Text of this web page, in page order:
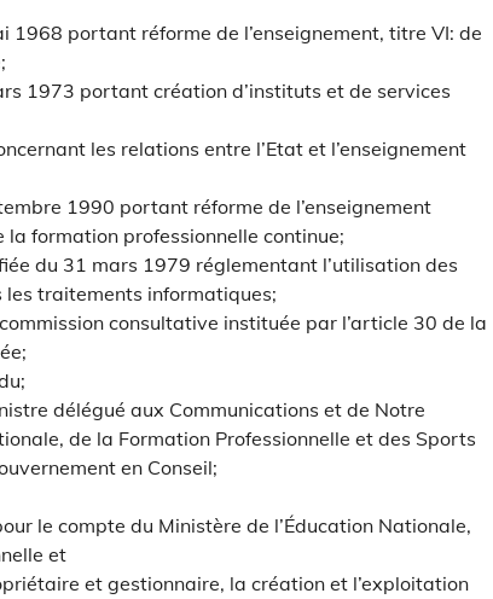
1968 portant réforme de l’enseignement, titre VI: de
1973 portant création d’instituts et de services
les relations entre l’Etat et l’enseignement
1990 portant réforme de l’enseignement
la formation professionnelle continue;
du 31 mars 1979 réglementant l’utilisation des
traitements informatiques;
consultative instituée par l’article 30 de la
délégué aux Communications et de Notre
de la Formation Professionnelle et des Sports
en Conseil;
le compte du Ministère de l’Éducation Nationale,
et
et gestionnaire, la création et l’exploitation